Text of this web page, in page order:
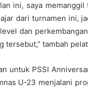
ini, saya
dari turnamen ini,
dan
tersebut,” tambah
untuk PSSI
U-23 menjalani